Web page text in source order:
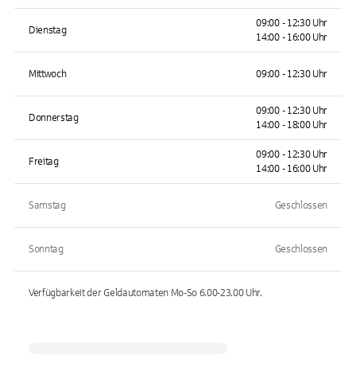
Dienstag
09:00 - 12:30 Uhr
14:00 - 16:00 Uhr
Mittwoch 09:00 - 12:30 Uhr
Donnerstag
09:00 - 12:30 Uhr
14:00 - 18:00 Uhr
Freitag
09:00 - 12:30 Uhr
14:00 - 16:00 Uhr
Samstag Geschlossen
Sonntag Geschlossen
Verfügbarkeit der Geldautomaten Mo-So 6.00-23.00Uhr.